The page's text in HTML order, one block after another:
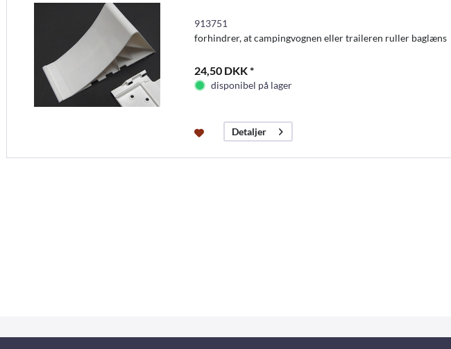
913751
forhindrer, at campingvognen eller traileren ruller baglæns
24,50 DKK *
disponibel på lager
Detaljer